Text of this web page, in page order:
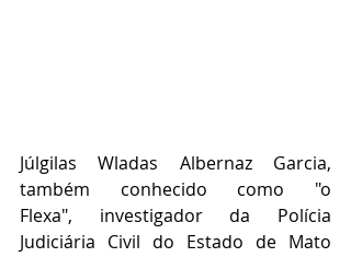
Júlgilas Wladas Albernaz Garcia,
também conhecido como "o
Flexa", investigador da Polícia
Judiciária Civil do Estado de Mato